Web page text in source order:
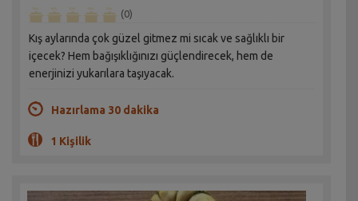
(0)
Kış aylarında çok güzel gitmez mi sıcak ve sağlıklı bir
içecek? Hem bağışıklığınızı güçlendirecek, hem de
enerjinizi yukarılara taşıyacak.
Hazırlama 30 dakika
1 Kişilik